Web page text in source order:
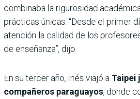
combinaba la rigurosidad
prácticas únicas. “Desde el primer
atención la calidad de los
de enseñanza”, dijo.
En su tercer año, Inés viajó a Taipei
compañeros paraguayos, donde